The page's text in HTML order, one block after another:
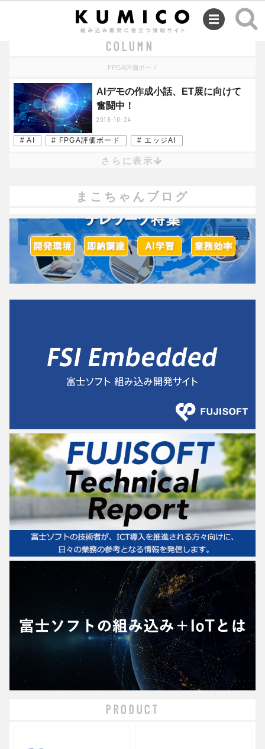
COLUMN
FPGA評価ボード
AIデモの作成小話、ET展に向けて
奮闘中！
2018-10-24
# AI # FPGA評価ボード # エッジAI
さらに表示
まこちゃんブログ
PRODUCT